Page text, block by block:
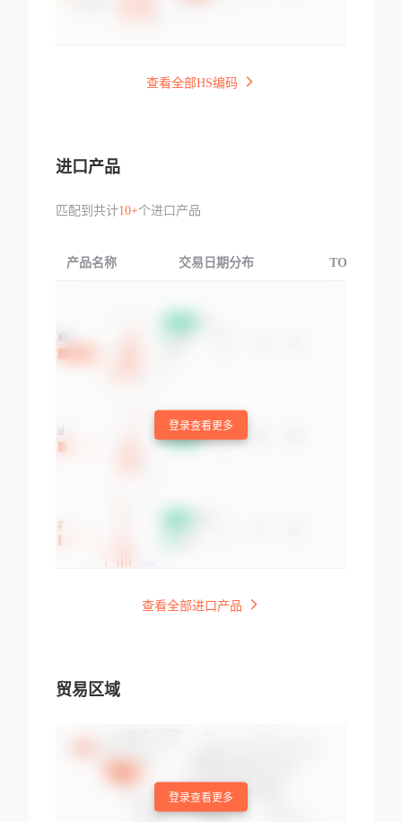
查看全部HS编码
进口产品
匹配到共计10+个进口产品
产品名称 交易日期分布 TOP3交易国
登录查看更多
查看全部进口产品
贸易区域
登录查看更多